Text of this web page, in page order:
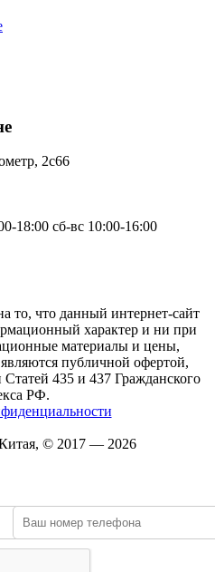
2с66
18:00 сб-вс 10:00-16:00
то, что данный интернет-сайт
характер и ни при
материалы и цены,
публичной офертой,
435 и 437 Гражданского
РФ.
© 2017 — 2026